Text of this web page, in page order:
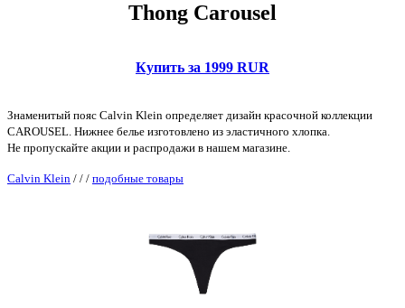
Thong Carousel
Купить за 1999 RUR
Знаменитый пояс Calvin Klein определяет дизайн красочной коллекции
CAROUSEL. Нижнее белье изготовлено из эластичного хлопка.
Не пропускайте акции и распродажи в нашем магазине.
Calvin Klein / / / подобные товары